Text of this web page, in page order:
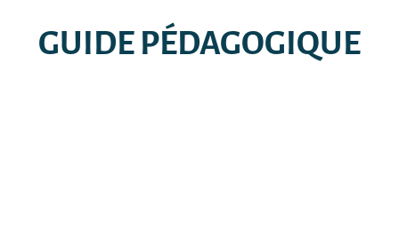
GUIDE PÉDAGOGIQUE